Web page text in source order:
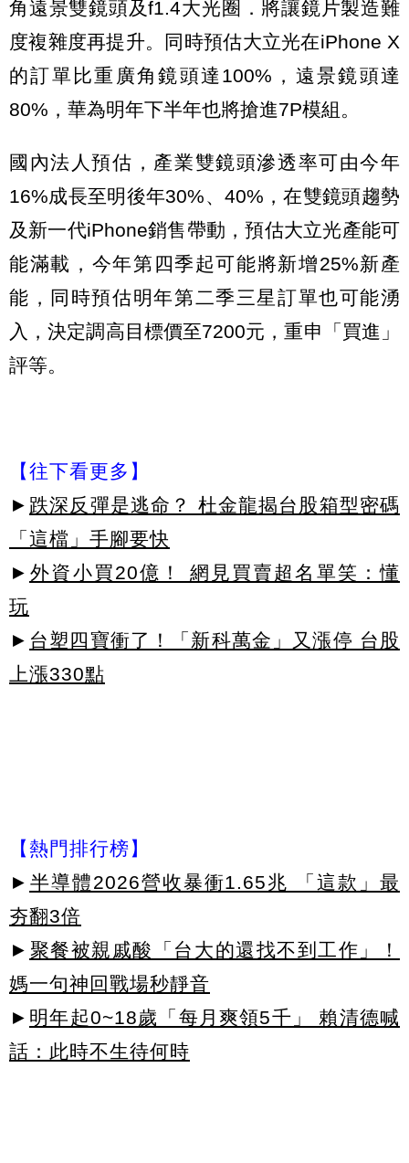
角遠景雙鏡頭及f1.4大光圈．將讓鏡片製造難
度複雜度再提升。同時預估大立光在iPhone X
的訂單比重廣角鏡頭達100%，遠景鏡頭達
80%，華為明年下半年也將搶進7P模組。
國內法人預估，產業雙鏡頭滲透率可由今年
16%成長至明後年30%、40%，在雙鏡頭趨勢
及新一代iPhone銷售帶動，預估大立光產能可
能滿載，今年第四季起可能將新增25%新產
能，同時預估明年第二季三星訂單也可能湧
入，決定調高目標價至7200元，重申「買進」
評等。
【往下看更多】
► 跌深反彈是逃命？ 杜金龍揭台股箱型密碼
「這檔」手腳要快
► 外資小買20億！ 網見買賣超名單笑：懂
玩
► 台塑四寶衝了！「新科萬金」又漲停 台股
上漲330點
【熱門排行榜】
► 半導體2026營收暴衝1.65兆 「這款」最
夯翻3倍
► 聚餐被親戚酸「台大的還找不到工作」！
媽一句神回戰場秒靜音
► 明年起0~18歲「每月爽領5千」 賴清德喊
話：此時不生待何時